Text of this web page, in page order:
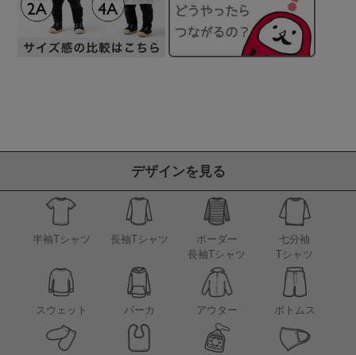
デザインを見る
半袖Tシャツ 長袖Tシャツ
ボーダー
長袖Tシャツ
七分袖
Tシャツ
スウェット パーカ アウター ボトムス